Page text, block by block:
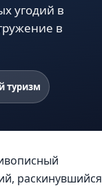
угодий в
в
туризм
раскинувшийся